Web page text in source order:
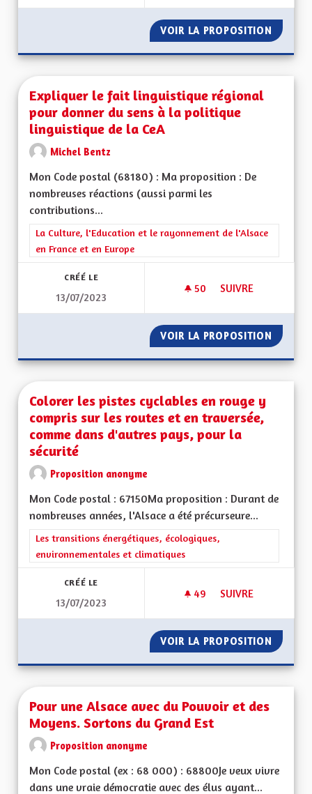
VOIR LA PROPOSITION
Expliquer le fait linguistique régional
pour donner du sens à la politique
linguistique de la CeA
Michel Bentz
Mon Code postal (68180) : Ma proposition : De
nombreuses réactions (aussi parmi les
contributions...
Filtrer les résultats de la catégorie : La Culture, l'Education et
La Culture, l'Education et le rayonnement de l'Alsace
en France et en Europe
CRÉÉ LE
13/07/2023
50 50 ABONNÉS
SUIVRE
VOIR LA PROPOSITION
Colorer les pistes cyclables en rouge y
compris sur les routes et en traversée,
comme dans d'autres pays, pour la
sécurité
Proposition anonyme
Mon Code postal : 67150Ma proposition : Durant de
nombreuses années, l'Alsace a été précurseure...
Filtrer les résultats de la catégorie : Les transitions
Les transitions énergétiques, écologiques,
environnementales et climatiques
CRÉÉ LE
13/07/2023
49 49 ABONNÉS
SUIVRE
VOIR LA PROPOSITION
Pour une Alsace avec du Pouvoir et des
Moyens. Sortons du Grand Est
Proposition anonyme
Mon Code postal (ex : 68 000) : 68800Je veux vivre
dans une vraie démocratie avec des élus ayant...